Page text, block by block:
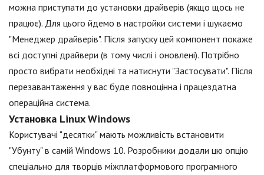
можна приступати до установки драйверів (якщо щось не
працює). Для цього йдемо в настройки системи і шукаємо
"Менеджер драйверів". Після запуску цей компонент покаже
всі доступні драйвери (в тому числі і оновлені). Потрібно
просто вибрати необхідні та натиснути "Застосувати". Після
перезавантаження у вас буде повноцінна і працездатна
операційна система.
Установка Linux Windows
Користувачі "десятки" мають можливість встановити
"Убунту" в самій Windows 10. Розробники додали цю опцію
спеціально для творців міжплатформового програмного